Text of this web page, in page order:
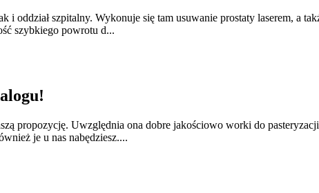
oddział szpitalny. Wykonuje się tam usuwanie prostaty laserem, a
szybkiego powrotu d...
propozycję. Uwzględnia ona dobre jakościowo worki do
je u nas nabędziesz....